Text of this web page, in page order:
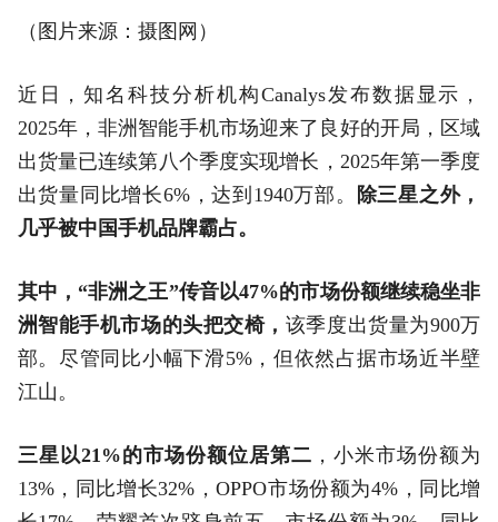
（图片来源：摄图网）
近日，知名科技分析机构Canalys发布数据显示，
2025年，非洲智能手机市场迎来了良好的开局，区域
出货量已连续第八个季度实现增长，2025年第一季度
出货量同比增长6%，达到1940万部。
除三星之外，
几乎被中国手机品牌霸占。
其中，“非洲之王”传音以47%的市场份额继续稳坐非
洲智能手机市场的头把交椅， 该季度出货量为900万
部。尽管同比小幅下滑5%，但依然占据市场近半壁
江山。
三星以21%的市场份额位居第二 ，小米市场份额为
13%，同比增长32%，OPPO市场份额为4%，同比增